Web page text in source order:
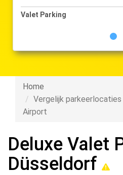
Valet Parking
Home
Vergelijk
Airport
Deluxe Valet
Düsseldorf